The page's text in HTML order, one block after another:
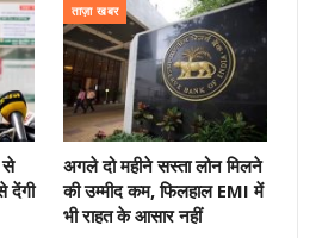
से
देंगी
ताज़ा खबर
अगले दो महीने सस्ता लोन मिलने
की उम्मीद कम, फिलहाल EMI में
भी राहत के आसार नहीं